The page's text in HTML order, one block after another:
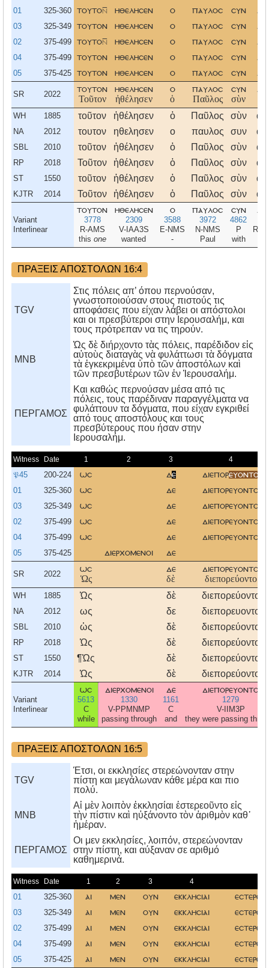
01 325-360 τουτο ηθελησεν ο παυλοσ συν
03 325-349 τουτον ηθελησεν ο παυλοσ συν
02 375-499 τουτο ηθελησεν ο παυλοσ συν
04 375-499 τουτον ηθελησεν ο παυλοσ συν
05 375-425 τουτον ηθελησεν ο παυλοσ συν
SR 2022
τουτον
Τοῦτον
ηθελησεν
ἠθέλησεν
ο
ὁ
παυλοσ
Παῦλος
συν
σὺν
WH 1885 τοῦτον ἠθέλησεν ὁ Παῦλος σὺν
NA 2012 τουτον ηθελησεν ο παυλος συν
SBL 2010 τοῦτον ἠθέλησεν ὁ Παῦλος σὺν
RP 2018 Τοῦτον ἠθέλησεν ὁ Παῦλος σὺν
ST 1550 τοῦτον ἠθέλησεν ὁ Παῦλος σὺν
KJTR 2014 Τοῦτον ἠθέλησεν ὁ Παῦλος σὺν
Variant
Interlinear
τουτον
3778
R-AMS
this one
ηθελησεν
2309
V-IAA3S
wanted
ο
3588
E-NMS
-
παυλοσ
3972
N-NMS
Paul
συν
4862
P
with
R-
ΠΡΑΞΕΙΣ ΑΠΟΣΤΟΛΩΝ 16:4
TGV
Στις πόλεις απ’ όπου περνούσαν,
γνωστοποιούσαν στους πιστούς τις
αποφάσεις που είχαν λάβει οι απόστολοι
και οι πρεσβύτεροι στην Ιερουσαλήμ, και
τους πρότρεπαν να τις τηρούν.
MNB
Ὡς δὲ διήρχοντο τὰς πόλεις, παρέδιδον εἰς
αὐτοὺς διαταγὰς νὰ φυλάττωσι τὰ δόγματα
τὰ ἐγκεκριμένα ὑπὸ τῶν ἀποστόλων καὶ
τῶν πρεσβυτέρων τῶν ἐν Ἱερουσαλήμ.
ΠΕΡΓΑΜΟΣ
Kαι καθώς περνούσαν μέσα από τις
πόλεις, τους παρέδιναν παραγγέλματα να
φυλάττουν τα δόγματα, που είχαν εγκριθεί
από τους αποστόλους και τους
πρεσβύτερους που ήσαν στην
Iερουσαλήμ.
Witness Date 1 2 3 4
𝔓45 200-224 ωσ δε διεπορευοντο
01 325-360 ωσ δε διεπορευοντο
03 325-349 ωσ δε διεπορευοντο
02 375-499 ωσ δε διεπορευοντο
04 375-499 ωσ δε διεπορευοντο
05 375-425 διερχομενοι δε
SR 2022
ωσ
Ὡς
δε
δὲ
διεπορευοντο
διεπορεύοντο
WH 1885 Ὡς δὲ διεπορεύοντο
NA 2012 ως δε διεπορευοντο
SBL 2010 ὡς δὲ διεπορεύοντο
RP 2018 Ὡς δὲ διεπορεύοντο
ST 1550 ¶Ὡς δὲ διεπορεύοντο
KJTR 2014 Ὡς δὲ διεπορεύοντο
Variant
Interlinear
ωσ
5613
C
while
διερχομενοι
1330
V-PPMNMP
passing through
δε
1161
C
and
διεπορευοντο
1279
V-IIM3P
they were passing
ΠΡΑΞΕΙΣ ΑΠΟΣΤΟΛΩΝ 16:5
TGV
Έτσι, οι εκκλησίες στερεώνονταν στην
πίστη και μεγάλωναν κάθε μέρα και πιο
πολύ.
MNB
Αἱ μὲν λοιπὸν ἐκκλησίαι ἐστερεοῦντο εἰς
τὴν πίστιν καὶ ηὐξάνοντο τὸν ἀριθμὸν καθ᾿
ἡμέραν.
ΠΕΡΓΑΜΟΣ
Oι μεν εκκλησίες, λοιπόν, στερεώνονταν
στην πίστη, και αύξαναν σε αριθμό
καθημερινά.
Witness Date 1 2 3 4
01 325-360 αι μεν ουν εκκλησιαι
03 325-349 αι μεν ουν εκκλησιαι
02 375-499 αι μεν ουν εκκλησιαι
04 375-499 αι μεν ουν εκκλησιαι
05 375-425 αι μεν ουν εκκλησιαι